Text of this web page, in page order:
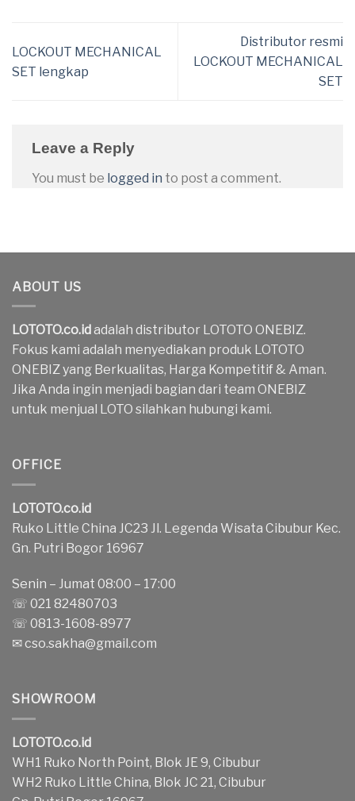
LOCKOUT MECHANICAL
SET lengkap
Distributor resmi
LOCKOUT MECHANICAL
SET
Leave a Reply
You must be logged in to post a comment.
ABOUT US
LOTOTO.co.id adalah distributor LOTOTO ONEBIZ.
Fokus kami adalah menyediakan produk LOTOTO
ONEBIZ yang Berkualitas, Harga Kompetitif & Aman.
Jika Anda ingin menjadi bagian dari team ONEBIZ
untuk menjual LOTO silahkan hubungi kami.
OFFICE
LOTOTO.co.id
Ruko Little China JC23 Jl. Legenda Wisata Cibubur Kec.
Gn. Putri Bogor 16967
Senin – Jumat 08:00 – 17:00
☏ 021 82480703
☏ 0813-1608-8977
✉cso.sakha@gmail.com
SHOWROOM
LOTOTO.co.id
WH1 Ruko North Point, Blok JE 9, Cibubur
WH2 Ruko Little China, Blok JC 21, Cibubur